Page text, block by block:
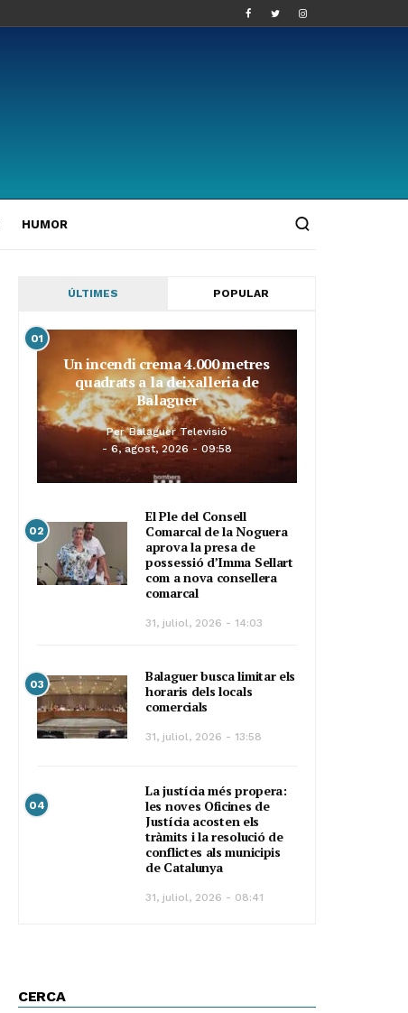
HUMOR
ÚLTIMES POPULAR
01
Un incendi crema 4.000 metres
quadrats a la deixalleria de
Balaguer
Per Balaguer Televisió
6, agost, 2026 - 09:58
02
El Ple del Consell
Comarcal de la Noguera
aprova la presa de
possessió d’Imma Sellart
com a nova consellera
comarcal
31, juliol, 2026 - 14:03
03
Balaguer busca limitar els
horaris dels locals
comercials
31, juliol, 2026 - 13:58
04
La justícia més propera:
les noves Oficines de
Justícia acosten els
tràmits i la resolució de
conflictes als municipis
de Catalunya
31, juliol, 2026 - 08:41
CERCA